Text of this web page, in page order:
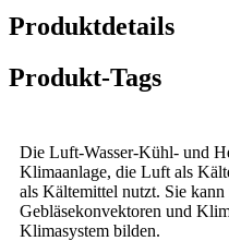
Produktdetails
Produkt-Tags
Die Luft-Wasser-Kühl- und
Klimaanlage, die Luft als
als Kältemittel nutzt. Sie
Gebläsekonvektoren und
Klimasystem bilden.